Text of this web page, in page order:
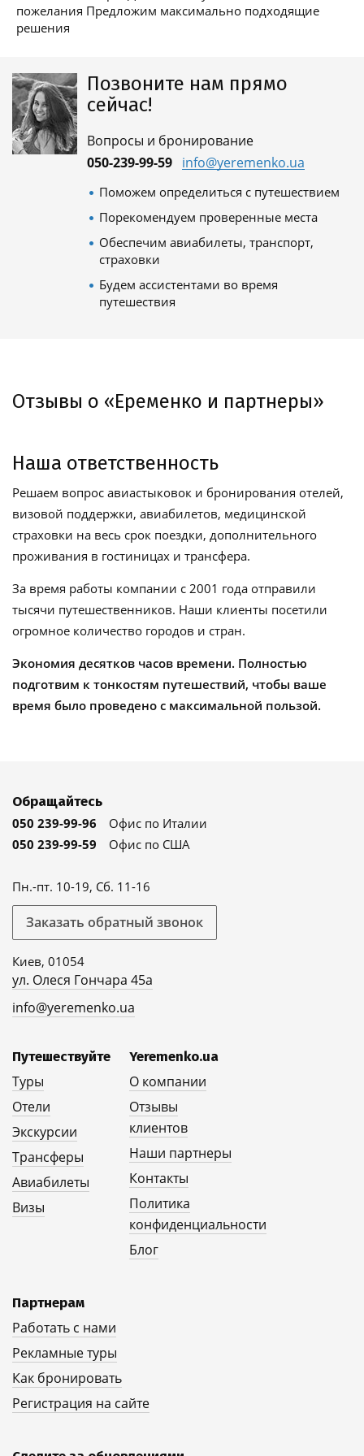
пожелания Предложим максимально подходящие
решения
Позвоните нам прямо
сейчас!
Вопросы и бронирование
050-239-99-59 info@yeremenko.ua
Поможем определиться с путешествием
Порекомендуем проверенные места
Обеспечим авиабилеты, транспорт,
страховки
Будем ассистентами во время
путешествия
Отзывы о «Еременко и партнеры»
Наша ответственность
Решаем вопрос авиастыковок и бронирования отелей,
визовой поддержки, авиабилетов, медицинской
страховки на весь срок поездки, дополнительного
проживания в гостиницах и трансфера.
За время работы компании с 2001 года отправили
тысячи путешественников. Наши клиенты посетили
огромное количество городов и стран.
Экономия десятков часов времени. Полностью
подготвим к тонкостям путешествий, чтобы ваше
время было проведено с максимальной пользой.
Обращайтесь
050 239-99-96
Офис по Италии
050 239-99-59
Офис по США
Пн.-пт. 10-19, Сб. 11-16
Заказать обратный звонок
Киев, 01054
ул. Олеся Гончара 45а
info@yeremenko.ua
Путешествуйте
Туры
Отели
Экскурсии
Трансферы
Авиабилеты
Визы
Yeremenko.ua
О компании
Отзывы
клиентов
Наши партнеры
Контакты
Политика
конфиденциальности
Блог
Партнерам
Работать с нами
Рекламные туры
Как бронировать
Регистрация на сайте